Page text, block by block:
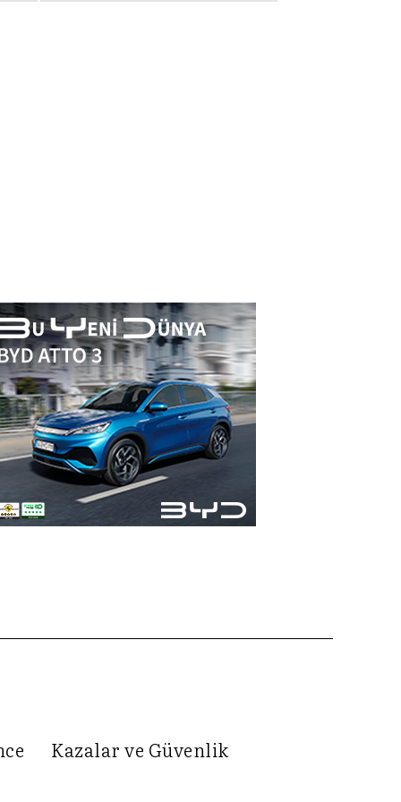
Kazalar ve Güvenlik